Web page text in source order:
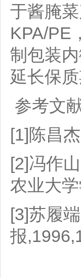
于酱腌
KPA/PE
制包装
延长保
参考文
[1]陈昌
[2]冯作
农业大
[3]苏履
报